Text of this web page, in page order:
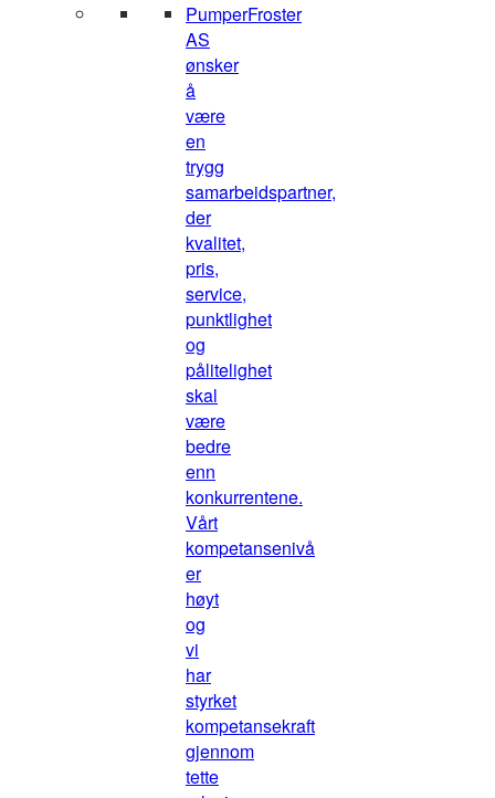
PumperFroster
AS
ønsker
å
være
en
trygg
samarbeidspartner,
der
kvalitet,
pris,
service,
punktlighet
og
pålitelighet
skal
være
bedre
enn
konkurrentene.
Vårt
kompetansenivå
er
høyt
og
vi
har
styrket
kompetansekraft
gjennom
tette